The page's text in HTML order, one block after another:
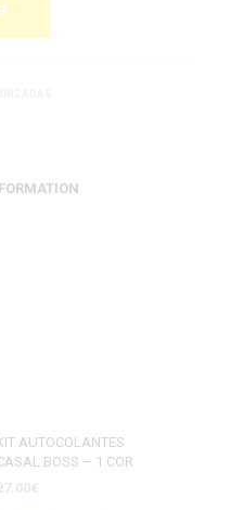
AUTOCOLANTES
BOSS – 1 COR
€